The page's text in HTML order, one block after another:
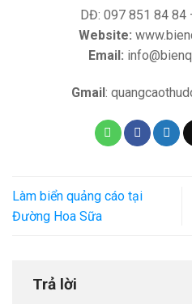
DĐ: 097 851 84 84
Website:
Email:
Gmail:
Làm biển quảng cáo tại
Đường Hoa Sữa
Trả lời